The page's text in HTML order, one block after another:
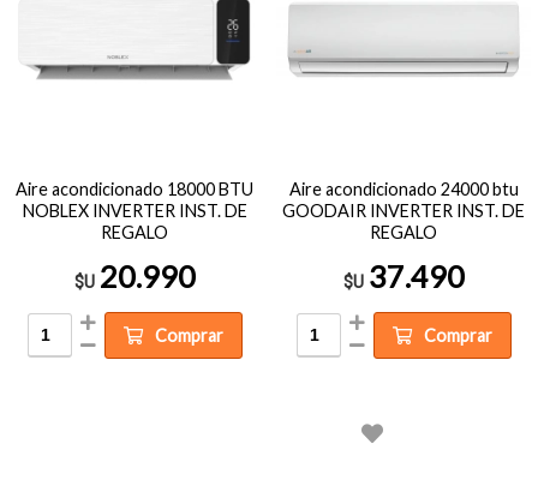
Aire acondicionado 18000 BTU
NOBLEX INVERTER INST. DE
REGALO
$U 20.990
Comprar
Aire acondicionado 24000 btu
GOODAIR INVERTER INST. DE
REGALO
$U 37.490
Comprar